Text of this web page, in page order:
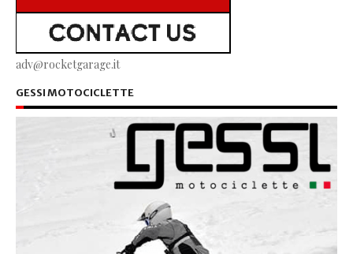
adv@rocketgarage.it
GESSI MOTOCICLETTE